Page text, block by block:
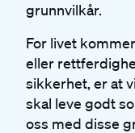
grunnvilkår.
For livet
eller
sikkerhet, er at
skal leve godt
oss med disse